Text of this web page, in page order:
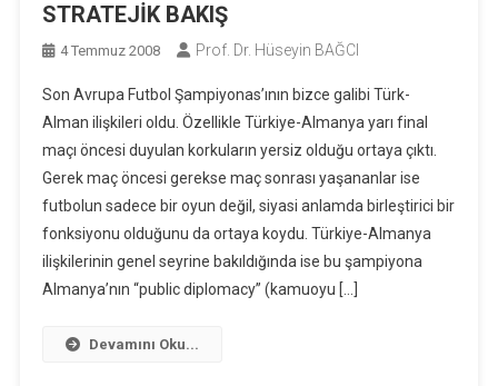
STRATEJİK BAKIŞ
4 Temmuz 2008 Prof. Dr. Hüseyin BAĞCI
Son Avrupa Futbol Şampiyonas’ının bizce galibi Türk-
Alman ilişkileri oldu. Özellikle Türkiye-Almanya yarı final
maçı öncesi duyulan korkuların yersiz olduğu ortaya çıktı.
Gerek maç öncesi gerekse maç sonrası yaşananlar ise
futbolun sadece bir oyun değil, siyasi anlamda birleştirici bir
fonksiyonu olduğunu da ortaya koydu. Türkiye-Almanya
ilişkilerinin genel seyrine bakıldığında ise bu şampiyona
Almanya’nın “public diplomacy” (kamuoyu […]
Devamını Oku...